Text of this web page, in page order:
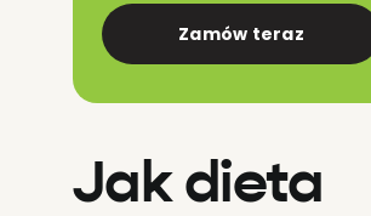
Zamów teraz
Jak dieta